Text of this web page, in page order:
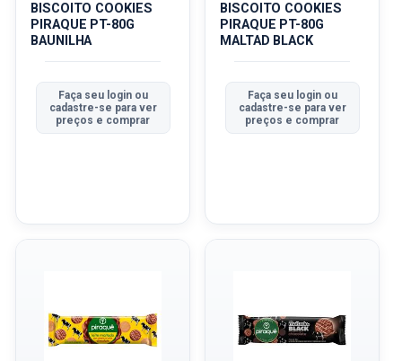
BISCOITO COOKIES
PIRAQUE PT-80G
BAUNILHA
Faça seu login ou
cadastre-se para ver
preços e comprar
BISCOITO COOKIES
PIRAQUE PT-80G
MALTAD BLACK
Faça seu login ou
cadastre-se para ver
preços e comprar